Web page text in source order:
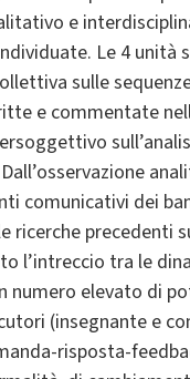
e
Le 4 unità
sulle
e commentate
comunicativi dei
ricerche precedenti
l’intreccio tra le
numero elevato di
(insegnante e
risposta-